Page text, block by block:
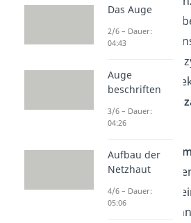
an
Reaktionen im
beteiligt sind.
spezielle RNA-
begrenzte
beziehen.
Merke:Jedes
Biokatalysator,
Biokatalysator ist
Biokatalysator
Das Auge
2/6 – Dauer:
04:43
Auge
beschriften
3/6 – Dauer:
04:26
Aufbau der
Netzhaut
4/6 – Dauer:
05:06